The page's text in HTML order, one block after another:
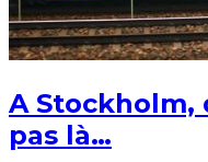
A Stockholm,
pas là…